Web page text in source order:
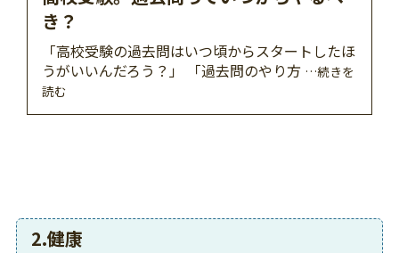
き？
「高校受験の過去問はいつ頃からスタートしたほ
うがいいんだろう？」 「過去問のやり方 …続きを
読む
2.健康